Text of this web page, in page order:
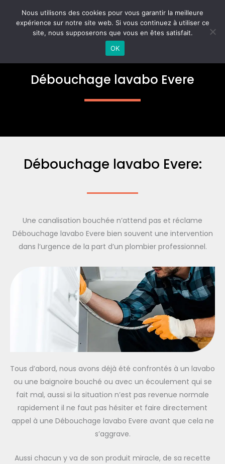
Débouchage lavabo Evere
Débouchage lavabo Evere:
Une canalisation bouchée n’attend pas et réclame
Débouchage lavabo Evere bien souvent une intervention
dans l’urgence de la part d’un plombier professionnel.
Tous d’abord, nous avons déjà été confrontés à un lavabo
ou une baignoire bouché ou avec un écoulement qui se
fait mal, aussi si la situation n’est pas revenue normale
rapidement il ne faut pas hésiter et faire directement
appel à une Débouchage lavabo Evere avant que cela ne
s’aggrave.
Aussi chacun y va de son produit miracle, de sa recette
Nous utilisons des cookies pour vous garantir la meilleure
expérience sur notre site web. Si vous continuez à utiliser ce
site, nous supposerons que vous en êtes satisfait.
OK